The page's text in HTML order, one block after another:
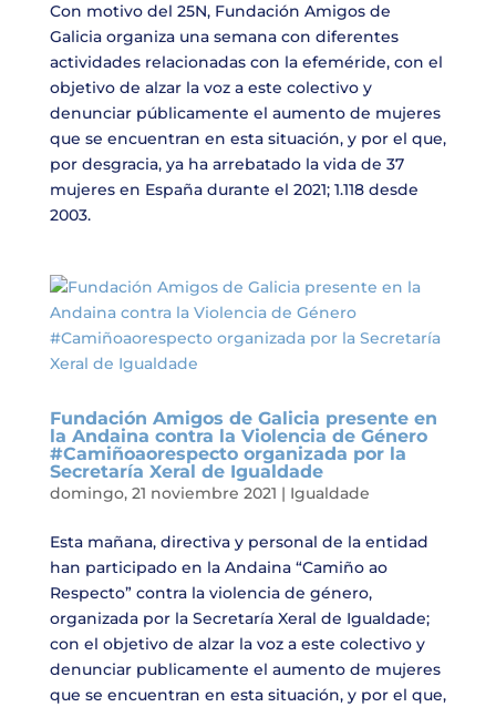
Con motivo del 25N, Fundación Amigos de
Galicia organiza una semana con diferentes
actividades relacionadas con la efeméride, con el
objetivo de alzar la voz a este colectivo y
denunciar públicamente el aumento de mujeres
que se encuentran en esta situación, y por el que,
por desgracia, ya ha arrebatado la vida de 37
mujeres en España durante el 2021; 1.118 desde
2003.
Fundación Amigos de Galicia presente en
la Andaina contra la Violencia de Género
#Camiñoaorespecto organizada por la
Secretaría Xeral de Igualdade
domingo, 21 noviembre 2021 | Igualdade
Esta mañana, directiva y personal de la entidad
han participado en la Andaina “Camiño ao
Respecto” contra la violencia de género,
organizada por la Secretaría Xeral de Igualdade;
con el objetivo de alzar la voz a este colectivo y
denunciar publicamente el aumento de mujeres
que se encuentran en esta situación, y por el que,